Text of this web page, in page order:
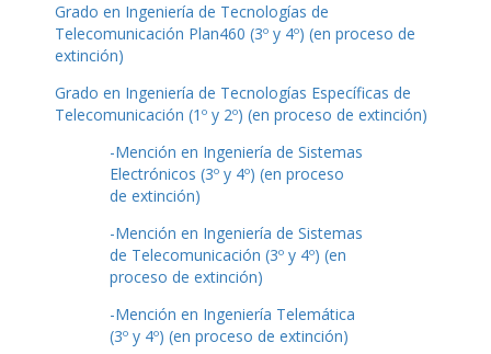
Grado en Ingeniería de Tecnologías de
Telecomunicación Plan460 (3º y 4º) (en proceso de
extinción)
Grado en Ingeniería de Tecnologías Específicas de
Telecomunicación (1º y 2º) (en proceso de extinción)
-Mención en Ingeniería de Sistemas
Electrónicos (3º y 4º) (en proceso
de extinción)
-Mención en Ingeniería de Sistemas
de Telecomunicación (3º y 4º) (en
proceso de extinción)
-Mención en Ingeniería Telemática
(3º y 4º) (en proceso de extinción)